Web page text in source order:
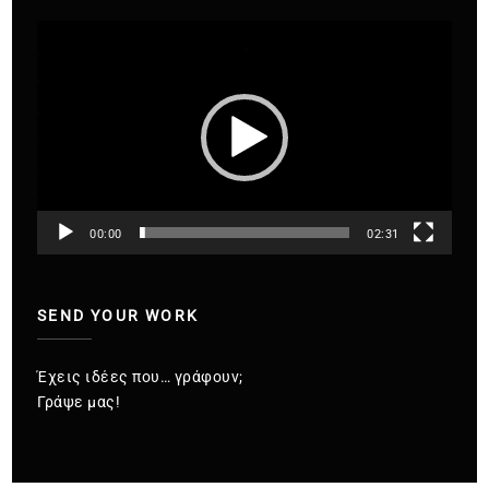
00:00 02:31
SEND YOUR WORK
Έχεις ιδέες που… γράφουν;
Γράψε μας!